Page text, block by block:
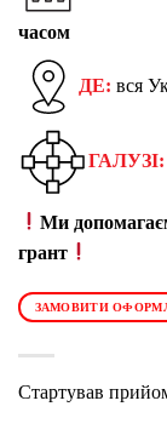
часом
ДЕ: вся
ГАЛУЗІ:
Ми
грант
ЗАМОВИТИ
Стартував